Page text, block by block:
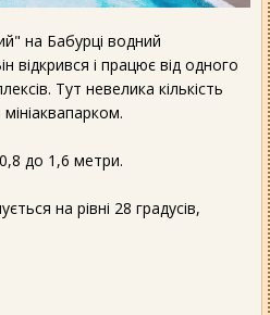
на Бабурці водний
відкрився і працює від одного
Тут невелика кількість
до 1,6 метри.
на рівні 28 градусів,